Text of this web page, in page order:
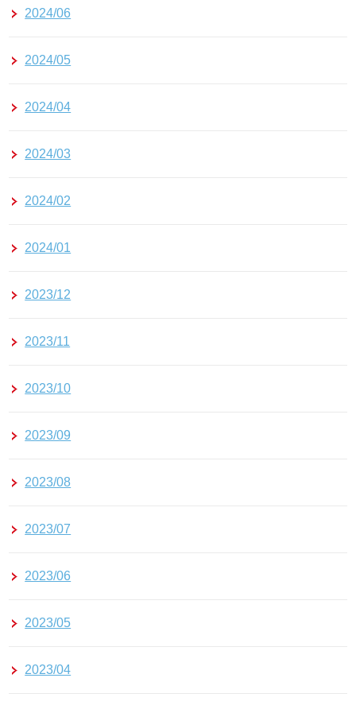
2024/06
2024/05
2024/04
2024/03
2024/02
2024/01
2023/12
2023/11
2023/10
2023/09
2023/08
2023/07
2023/06
2023/05
2023/04